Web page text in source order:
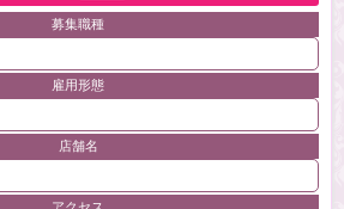
募集職種
雇用形態
店舗名